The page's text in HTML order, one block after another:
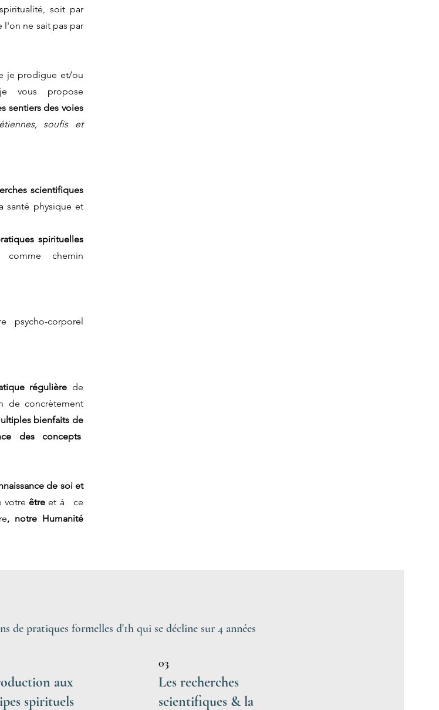
soit par
l'on ne sait pas par
je prodigue et/ou
je vous propose
sentiers des voies
soufis et
scientifiques
santé physique et
spirituelles
chemin
psycho-corporel
régulière de
de concrètement
bienfaits de
des concepts
de soi et
votreêtre et à
ce
, notre Humanité
de pratiques formelles d'1h qui se décline sur 4 années
aux
spirituels
03
Les recherches
scientifiques & la